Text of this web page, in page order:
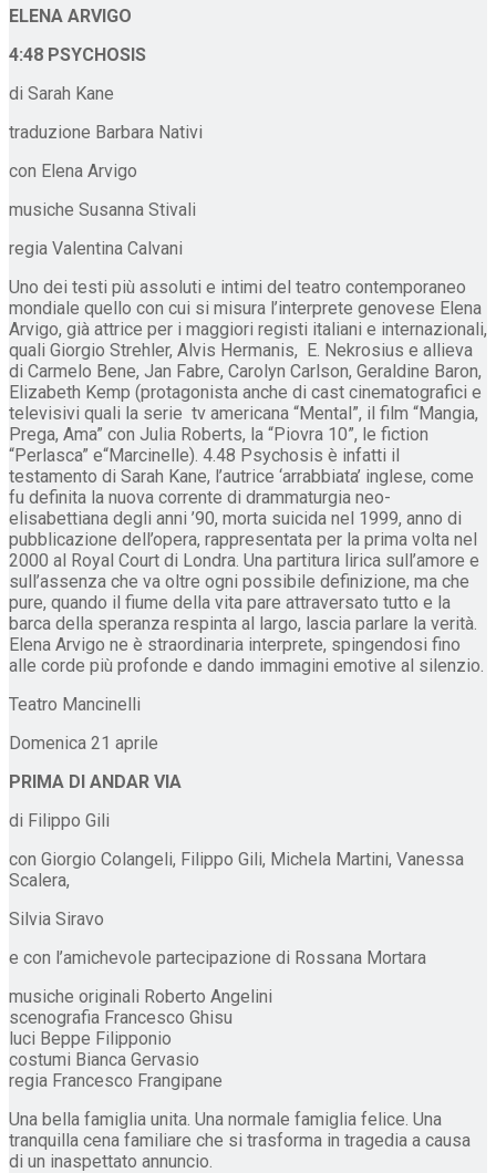
ELENA ARVIGO
4:48 PSYCHOSIS
di Sarah Kane
traduzione Barbara Nativi
con Elena Arvigo
musiche Susanna Stivali
regia Valentina Calvani
Uno dei testi più assoluti e intimi del teatro contemporaneo
mondiale quello con cui si misura l’interprete genovese Elena
Arvigo, già attrice per i maggiori registi italiani e internazionali,
quali Giorgio Strehler, Alvis Hermanis, E. Nekrosius e allieva
di Carmelo Bene, Jan Fabre, Carolyn Carlson, Geraldine Baron,
Elizabeth Kemp (protagonista anche di cast cinematografici e
televisivi quali la serie tv americana “Mental”, il film “Mangia,
Prega, Ama” con Julia Roberts, la “Piovra 10”, le fiction
“Perlasca” e“Marcinelle). 4.48 Psychosis è infatti il
testamento di Sarah Kane, l’autrice ‘arrabbiata’ inglese, come
fu definita la nuova corrente di drammaturgia neo-
elisabettiana degli anni ’90, morta suicida nel 1999, anno di
pubblicazione dell’opera, rappresentata per la prima volta nel
2000 al Royal Court di Londra. Una partitura lirica sull’amore e
sull’assenza che va oltre ogni possibile definizione, ma che
pure, quando il fiume della vita pare attraversato tutto e la
barca della speranza respinta al largo, lascia parlare la verità.
Elena Arvigo ne è straordinaria interprete, spingendosi fino
alle corde più profonde e dando immagini emotive al silenzio.
Teatro Mancinelli
Domenica 21 aprile
PRIMA DI ANDAR VIA
di Filippo Gili
con Giorgio Colangeli, Filippo Gili, Michela Martini, Vanessa
Scalera,
Silvia Siravo
e con l’amichevole partecipazione di Rossana Mortara
musiche originali Roberto Angelini
scenografia Francesco Ghisu
luci Beppe Filipponio
costumi Bianca Gervasio
regia Francesco Frangipane
Una bella famiglia unita. Una normale famiglia felice. Una
tranquilla cena familiare che si trasforma in tragedia a causa
di un inaspettato annuncio.